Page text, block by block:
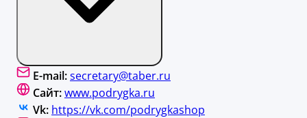
E-mail:secretary@taber.ru
Сайт:www.podrygka.ru
Vk: https://vk.com/podrygkashop